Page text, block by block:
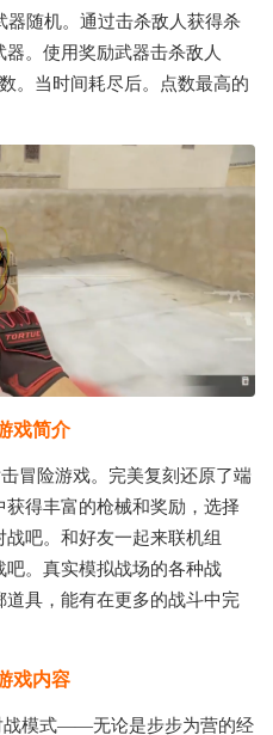
器随机。通过击杀敌人获得杀
。使用奖励武器击杀敌人
。当时间耗尽后。点数最高的
戏简介
冒险游戏。完美复刻还原了端
得丰富的枪械和奖励，选择
吧。和好友一起来联机组
吧。真实模拟战场的各种战
具，能有在更多的战斗中完
戏内容
战模式——无论是步步为营的经